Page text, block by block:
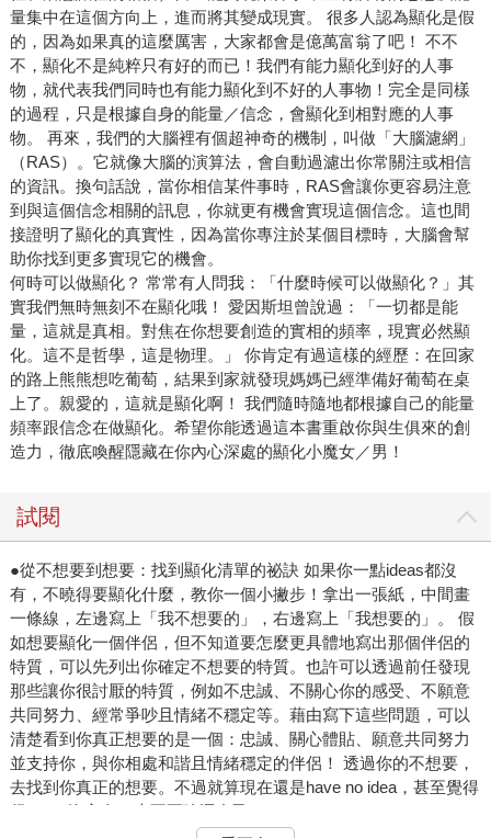
量集中在這個方向上，進而將其變成現實。 很多人認為顯化是假
的，因為如果真的這麼厲害，大家都會是億萬富翁了吧！ 不不
不，顯化不是純粹只有好的而已！我們有能力顯化到好的人事
物，就代表我們同時也有能力顯化到不好的人事物！完全是同樣
的過程，只是根據自身的能量／信念，會顯化到相對應的人事
物。 再來，我們的大腦裡有個超神奇的機制，叫做「大腦濾網」
（RAS）。它就像大腦的演算法，會自動過濾出你常關注或相信
的資訊。換句話說，當你相信某件事時，RAS會讓你更容易注意
到與這個信念相關的訊息，你就更有機會實現這個信念。這也間
接證明了顯化的真實性，因為當你專注於某個目標時，大腦會幫
助你找到更多實現它的機會。
何時可以做顯化？ 常常有人問我：「什麼時候可以做顯化？」其
實我們無時無刻不在顯化哦！ 愛因斯坦曾說過：「一切都是能
量，這就是真相。對焦在你想要創造的實相的頻率，現實必然顯
化。這不是哲學，這是物理。」 你肯定有過這樣的經歷：在回家
的路上熊熊想吃葡萄，結果到家就發現媽媽已經準備好葡萄在桌
上了。親愛的，這就是顯化啊！ 我們隨時隨地都根據自己的能量
頻率跟信念在做顯化。希望你能透過這本書重啟你與生俱來的創
造力，徹底喚醒隱藏在你內心深處的顯化小魔女／男！
試閱
●從不想要到想要：找到顯化清單的祕訣 如果你一點ideas都沒
有，不曉得要顯化什麼，教你一個小撇步！拿出一張紙，中間畫
一條線，左邊寫上「我不想要的」，右邊寫上「我想要的」。 假
如想要顯化一個伴侶，但不知道要怎麼更具體地寫出那個伴侶的
特質，可以先列出你確定不想要的特質。也許可以透過前任發現
那些讓你很討厭的特質，例如不忠誠、不關心你的感受、不願意
共同努力、經常爭吵且情緒不穩定等。藉由寫下這些問題，可以
清楚看到你真正想要的是一個：忠誠、關心體貼、願意共同努力
並支持你，與你相處和諧且情緒穩定的伴侶！ 透過你的不想要，
去找到你真正的想要。不過就算現在還是have no idea，甚至覺得
很lost、沒方向，也不要強逼自己！